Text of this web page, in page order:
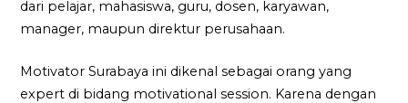
dari pelajar, mahasiswa, guru, dosen, karyawan,
manager, maupun direktur perusahaan.
Motivator Surabaya ini dikenal sebagai orang yang
expert di bidang motivational session. Karena dengan